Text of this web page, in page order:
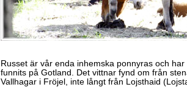
Russet är vår enda inhemska ponnyras och
funnits på Gotland. Det vittnar fynd om från
Vallhagar i Fröjel, inte långt från Lojsthaid